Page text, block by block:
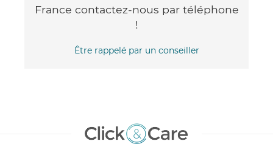
France contactez-nous par téléphone
!
Être rappelé par un conseiller